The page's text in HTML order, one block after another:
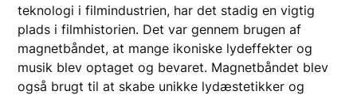
teknologi i filmindustrien, har det stadig en vigtig
plads i filmhistorien. Det var gennem brugen af
magnetbåndet, at mange ikoniske lydeffekter og
musik blev optaget og bevaret. Magnetbåndet blev
også brugt til at skabe unikke lydæstetikker og